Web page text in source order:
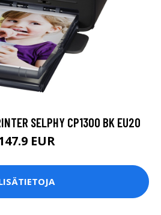
SELPHY CP1300 BK EU20
EUR